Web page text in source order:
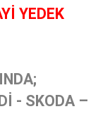
YEDEK
- SKODA –